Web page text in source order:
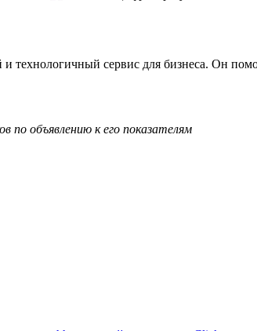
сервис для бизнеса. Он
по объявлению к его показателям